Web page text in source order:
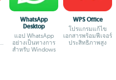
WhatsApp
Desktop
แอป WhatsApp
อย่างเป็นทางการ
สำหรับ Windows
WPS Office
โปรแกรมแก้ไข
เอกสารพร้อมฟีเจอร์
ประสิทธิภาพสูง